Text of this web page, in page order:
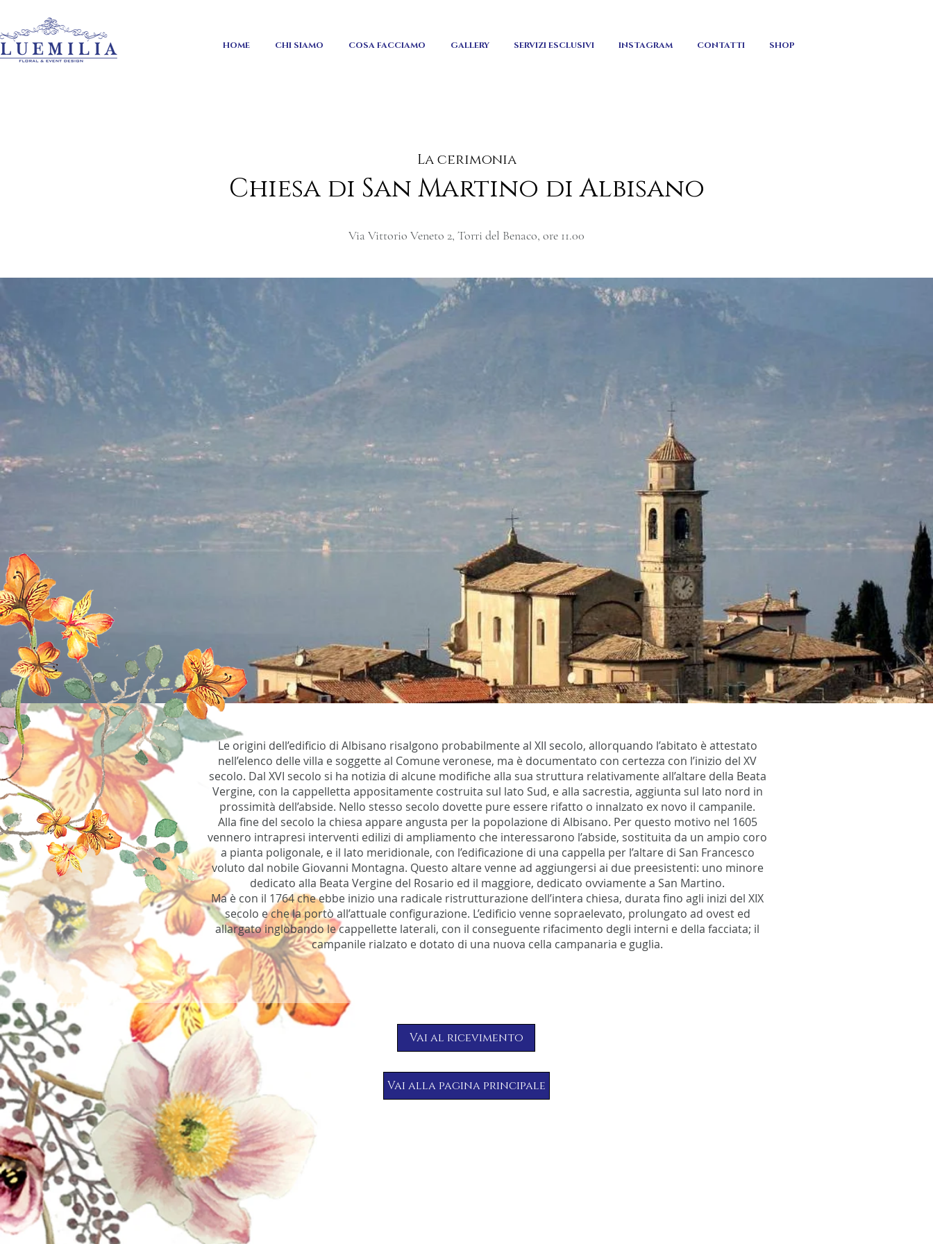
HOME CHI SIAMO COSA FACCIAMO GALLERY SERVIZI ESCLUSIVI INSTAGRAM CONTATTI SHOP
La cerimonia
Chiesa di San Martino di Albisano
Via Vittorio Veneto 2, Torri del Benaco, ore 11.00
Le origini dell’edificio di Albisano risalgono probabilmente al XII secolo, allorquando l’abitato è attestato
nell’elenco delle villa e soggette al Comune veronese, ma è documentato con certezza con l’inizio del XV
secolo. Dal XVI secolo si ha notizia di alcune modifiche alla sua struttura relativamente all’altare della Beata
Vergine, con la cappelletta appositamente costruita sul lato Sud, e alla sacrestia, aggiunta sul lato nord in
prossimità dell’abside. Nello stesso secolo dovette pure essere rifatto o innalzato ex novo il campanile.
Alla fine del secolo la chiesa appare angusta per la popolazione di Albisano. Per questo motivo nel 1605
vennero intrapresi interventi edilizi di ampliamento che interessarono l’abside, sostituita da un ampio coro
a pianta poligonale, e il lato meridionale, con l’edificazione di una cappella per l’altare di San Francesco
voluto dal nobile Giovanni Montagna. Questo altare venne ad aggiungersi ai due preesistenti: uno minore
dedicato alla Beata Vergine del Rosario ed il maggiore, dedicato ovviamente a San Martino.
Ma è con il 1764 che ebbe inizio una radicale ristrutturazione dell’intera chiesa, durata fino agli inizi del XIX
secolo e che la portò all’attuale configurazione. L’edificio venne sopraelevato, prolungato ad ovest ed
allargato inglobando le cappellette laterali, con il conseguente rifacimento degli interni e della facciata; il
campanile rialzato e dotato di una nuova cella campanaria e guglia.
Vai al ricevimento
Vai alla pagina principale